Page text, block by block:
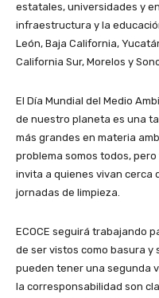
estatales, universidades y
infraestructura y la
León, Baja California,
California Sur, Morelos y
El Día Mundial del Medio
de nuestro planeta es una
más grandes en materia
problema somos todos,
invita a quienes vivan cerca
jornadas de limpieza.
ECOCE seguirá trabajando
de ser vistos como basura y
pueden tener una segunda
la corresponsabilidad son